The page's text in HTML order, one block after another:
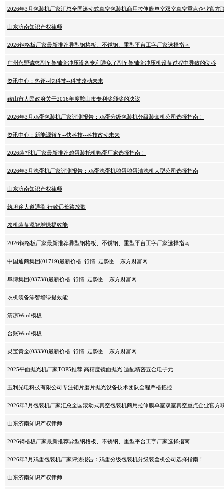
2026年3月包装机厂家汇总全国滚动式真空包装机商用拉伸膜单室双室真空重点企业官方
山东济南知识产权律师
2026钢格板厂家最新推荐异型钢格板、不锈钢、重型平台工字厂家选择指南
广州永盟请求副车架轴套冲压设备专利避免了副车架轴套冲压机设备过程中导致的位移
资讯中心：热评--快科技--科技改动未来
鞍山市人民政府关于2016年度鞍山市专利奖颁奖的决议
2026年3月鸡蛋包装机厂家评测报告：鸡蛋分级包装机分级装盒机公司选择指南！
资讯中心：新能源轿车--快科技--科技改动未来
2026装托机厂家最新推荐鸡蛋装托机鸭蛋厂家选择指南！
2026年3月洗蛋机厂家评测报告：鸡蛋洗蛋机鸭蛋鸭蛋清洗机大型公司选择指南
山东济南知识产权律师
筑坦途大道通衢 行致远长路放歌
农机装备添智增绿提效能
2026钢格板厂家最新推荐异型钢格板、不锈钢、重型平台工字厂家选择指南
中国通商集团(01719)最新价格_行情_走势图—东方财富网
阜博集团(03738)最新价格_行情_走势图—东方财富网
农机装备添智增绿提效能
清凉Word模板
台账Word模板
灵宝黄金(03330)最新价格_行情_走势图—东方财富网
2025平面抛光机厂家TOP5推荐 高精度镜面抛光 适配精密五金电子元
玉利光电科技有限公司专注钼片磨片抛光设备技术团队全程严格把控
2026年3月包装机厂家汇总全国滚动式真空包装机商用拉伸膜单室双室真空重点企业官方
山东济南知识产权律师
2026钢格板厂家最新推荐异型钢格板、不锈钢、重型平台工字厂家选择指南
2026年3月鸡蛋包装机厂家评测报告：鸡蛋分级包装机分级装盒机公司选择指南！
山东济南知识产权律师